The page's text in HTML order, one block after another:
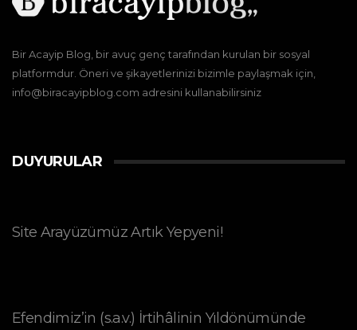
Bir Acayip Blog, bir avuç genç tarafından kurulan bir sosyal
platformdur. Öneri ve şikayetlerinizi bizimle paylaşmak için,
info@biracayipblog.com adresini kullanabilirsiniz
DUYURULAR
Site Arayüzümüz Artık Yepyeni!
Efendimiz’in (s.a.v.) İrtihâlinin Yıldönümünde